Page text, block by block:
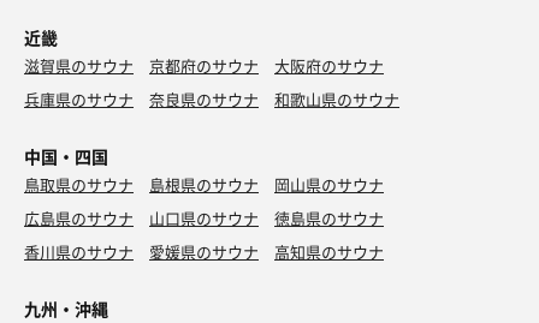
近畿
滋賀県のサウナ 京都府のサウナ
大阪府のサウナ
兵庫県のサウナ
奈良県のサウナ 和歌山県のサウナ
中国・四国
鳥取県のサウナ 島根県のサウナ
岡山県のサウナ
広島県のサウナ
山口県のサウナ
徳島県のサウナ
香川県のサウナ
愛媛県のサウナ 高知県のサウナ
九州・沖縄